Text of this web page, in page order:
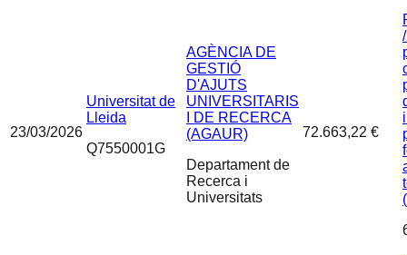
23/03/2026
Universitat de
Lleida
Q7550001G
AGÈNCIA DE
GESTIÓ
D'AJUTS
UNIVERSITARIS
I DE RECERCA
(AGAUR)
Departament de
Recerca i
Universitats
72.663,22 €